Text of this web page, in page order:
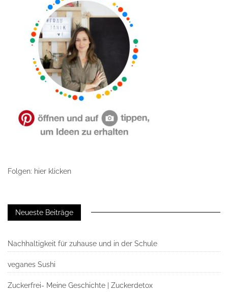
Folgen: hier klicken
Neueste Beiträge
Nachhaltigkeit für zuhause und in der Schule
veganes Sushi
Zuckerfrei- Meine Geschichte | Zuckerdetox